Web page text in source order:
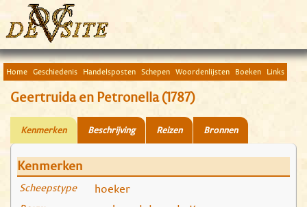
Home Geschiedenis Handelsposten Schepen Woordenlijsten Boeken Links
Geertruida en Petronella (1787)
Kenmerken Beschrijving Reizen Bronnen
Kenmerken
Scheepstype hoeker